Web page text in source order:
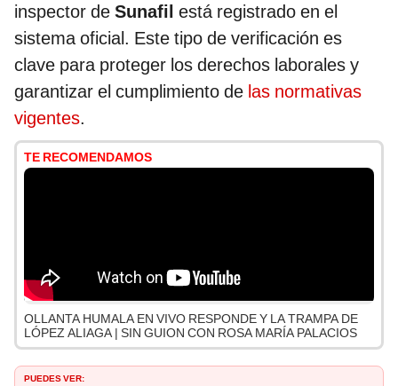
inspector de Sunafil está registrado en el
sistema oficial. Este tipo de verificación es
clave para proteger los derechos laborales y
garantizar el cumplimiento de las normativas
vigentes.
TE RECOMENDAMOS
OLLANTA HUMALA EN VIVO RESPONDE Y LA TRAMPA DE
LÓPEZ ALIAGA | SIN GUION CON ROSA MARÍA PALACIOS
PUEDES VER: